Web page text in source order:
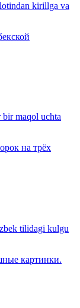
kirillga va
maqol uchta
на трёх
tilidagi kulgu
картинки.